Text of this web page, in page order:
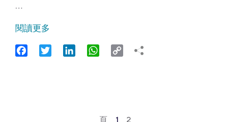
…
閱讀更多
FacebookTwitter LinkedIn WhatsApp
Copy
頁 1 2